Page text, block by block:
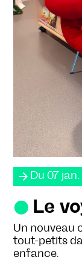
Du 07
Le
Un nouveau
tout-petits
enfance.